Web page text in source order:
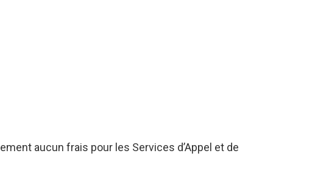
aucun frais pour les Services d’Appel et de